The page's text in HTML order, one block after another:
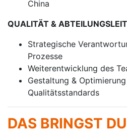
China
QUALITÄT &
Strategische
Prozesse
Weiterentwicklung des
Gestaltung &
Qualitätsstandards
DAS BRINGST